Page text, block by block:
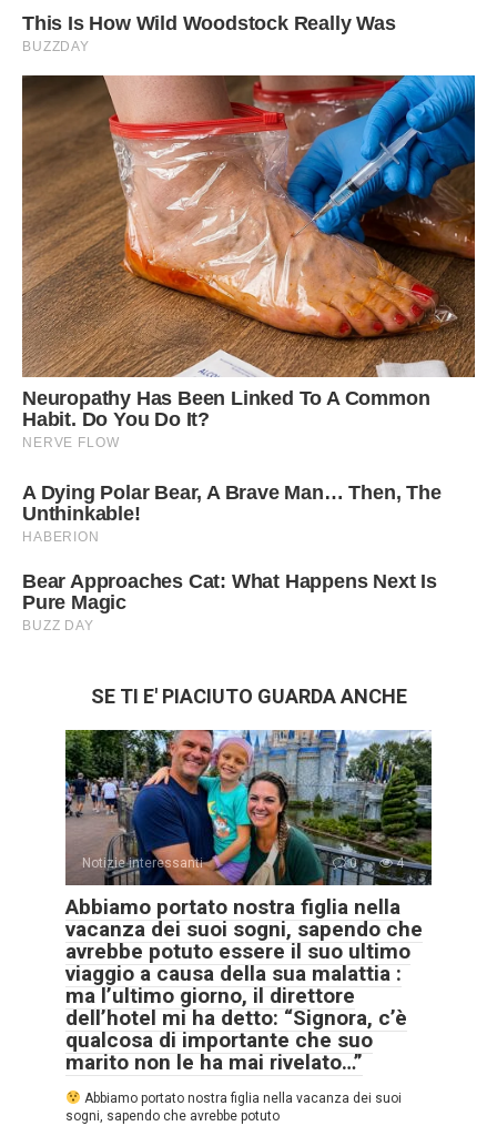
SE TI E' PIACIUTO GUARDA ANCHE
Notizie interessanti 0 4
Abbiamo portato nostra figlia nella
vacanza dei suoi sogni, sapendo che
avrebbe potuto essere il suo ultimo
viaggio a causa della sua malattia :
ma l’ultimo giorno, il direttore
dell’hotel mi ha detto: “Signora, c’è
qualcosa di importante che suo
marito non le ha mai rivelato…”
Abbiamo portato nostra figlia nella vacanza dei suoi
sogni, sapendo che avrebbe potuto